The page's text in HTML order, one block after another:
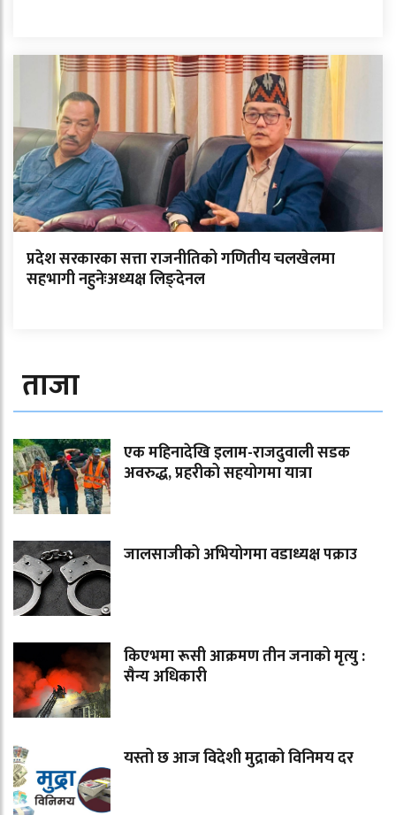
प्रदेश सरकारका सत्ता राजनीतिको गणितीय चलखेलमा
सहभागी नहुनेःअध्यक्ष लिङ्देनल
ताजा
एक महिनादेखि इलाम-राजदुवाली सडक
अवरुद्ध, प्रहरीको सहयोगमा यात्रा
जालसाजीको अभियोगमा वडाध्यक्ष पक्राउ
किएभमा रूसी आक्रमण तीन जनाको मृत्यु :
सैन्य अधिकारी
यस्तो छ आज विदेशी मुद्राको विनिमय दर